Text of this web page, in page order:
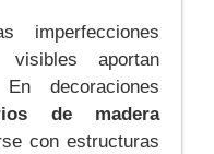
imperfecciones
aportan
decoraciones
de madera
con estructuras